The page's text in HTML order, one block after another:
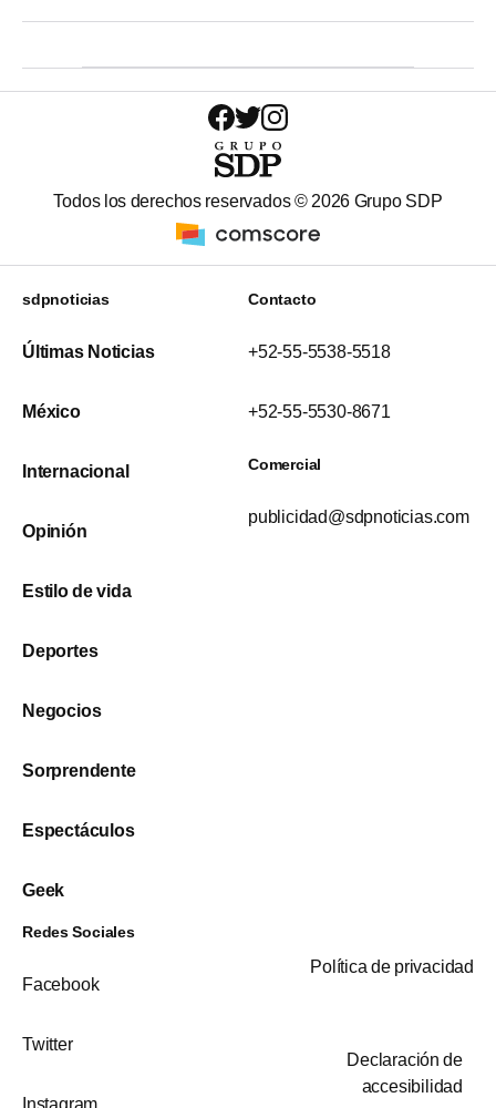
Todos los derechos reservados © 2026 Grupo SDP
sdpnoticias
Últimas Noticias
México
Internacional
Opinión
Estilo de vida
Deportes
Negocios
Sorprendente
Espectáculos
Geek
Contacto
+52-55-5538-5518
+52-55-5530-8671
Comercial
publicidad@sdpnoticias.com
Redes Sociales
Facebook
Twitter
Política de privacidad
Declaración de
accesibilidad